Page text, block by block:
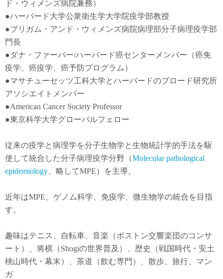
ド・ウィメンズ病院兼務）
●ハーバード大学公衆衛生学大学院疫学部教授
●ブリガム・アンド・ウィメンズ病院病理部分子病理疫学部
門長
●ダナ・ファーバー/ハーバード癌センターメンバー（癌免
疫学
癌疫学 、癌予防プログラム）
●マサチューセッツ工科大学とハーバードのブロード研究所
アソシエイトメンバー
●American Cancer Society Professor
●東京科学大学グローバルフェロー
従来の疫学と病理学を分子生物学と生物統計学的手法を駆
使して統合した分子病理疫学分野（Molecular pathological
epidemiology 、略してMPE）を主導。
近年はMPE 、ゲノム科学、免疫学、微生物学の統合を目指
す。
趣味はテニス、自転車、音楽（ボストン交響楽団のコンサ
ート）、将棋（Shogiの世界普及）、歴史（戦国時代・安土
桃山時代・幕末）、茶道（飲む専門）、散歩、旅行、マン
ガ